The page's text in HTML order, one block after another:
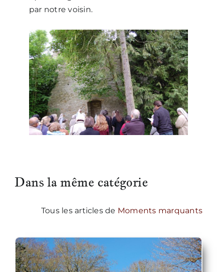
par notre voisin.
Dans la même catégorie
Tous les articles de Moments marquants